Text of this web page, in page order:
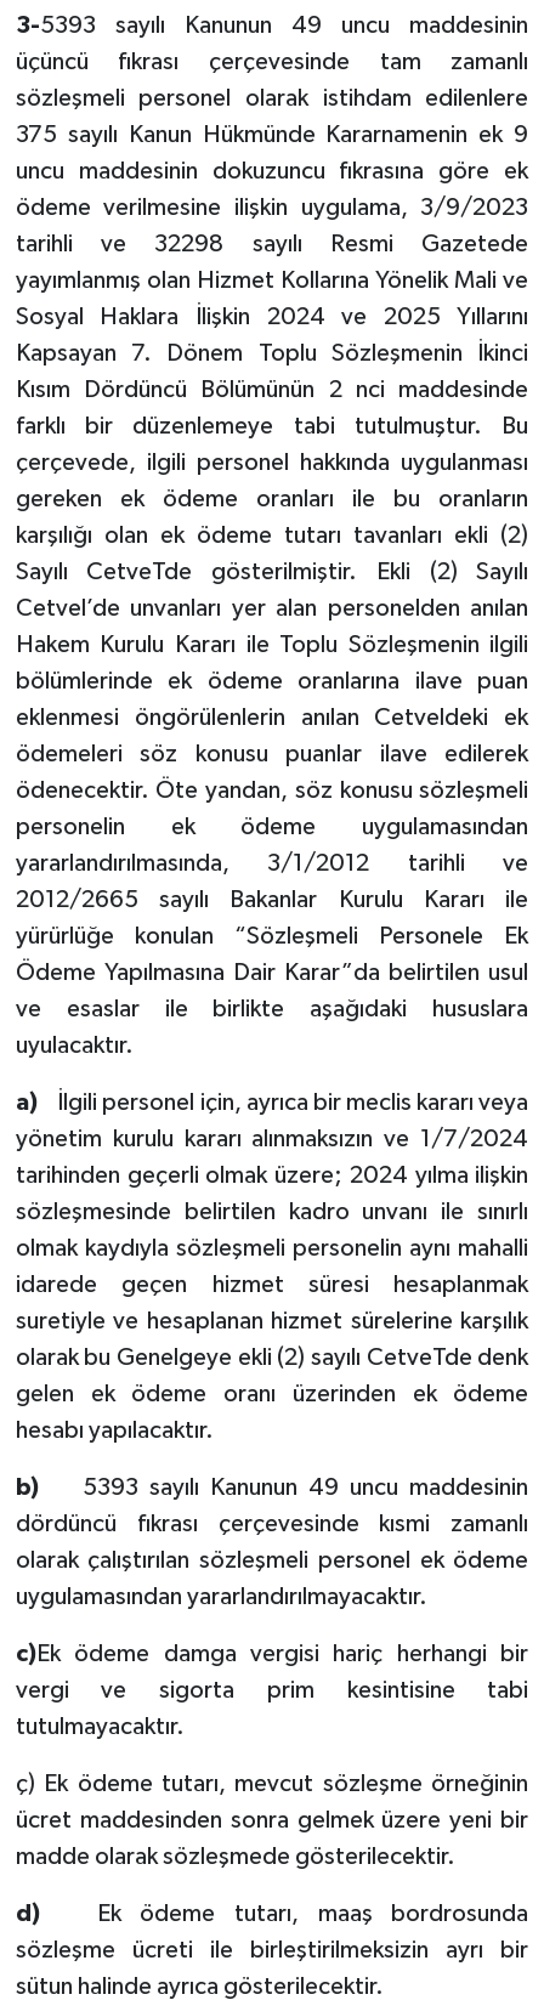
3-5393 sayılı Kanunun 49 uncu maddesinin
üçüncü fıkrası çerçevesinde tam zamanlı
sözleşmeli personel olarak istihdam edilenlere
375 sayılı Kanun Hükmünde Kararnamenin ek 9
uncu maddesinin dokuzuncu fıkrasına göre ek
ödeme verilmesine ilişkin uygulama, 3/9/2023
tarihli ve 32298 sayılı Resmi Gazetede
yayımlanmış olan Hizmet Kollarına Yönelik Mali ve
Sosyal Haklara İlişkin 2024 ve 2025 Yıllarını
Kapsayan 7. Dönem Toplu Sözleşmenin İkinci
Kısım Dördüncü Bölümünün 2 nci maddesinde
farklı bir düzenlemeye tabi tutulmuştur. Bu
çerçevede, ilgili personel hakkında uygulanması
gereken ek ödeme oranları ile bu oranların
karşılığı olan ek ödeme tutarı tavanları ekli (2)
Sayılı CetveTde gösterilmiştir. Ekli (2) Sayılı
Cetvel’de unvanları yer alan personelden anılan
Hakem Kurulu Kararı ile Toplu Sözleşmenin ilgili
bölümlerinde ek ödeme oranlarına ilave puan
eklenmesi öngörülenlerin anılan Cetveldeki ek
ödemeleri söz konusu puanlar ilave edilerek
ödenecektir. Öte yandan, söz konusu sözleşmeli
personelin ek ödeme uygulamasından
yararlandırılmasında, 3/1/2012 tarihli ve
2012/2665 sayılı Bakanlar Kurulu Kararı ile
yürürlüğe konulan “Sözleşmeli Personele Ek
Ödeme Yapılmasına Dair Karar”da belirtilen usul
ve esaslar ile birlikte aşağıdaki hususlara
uyulacaktır.
a)
İlgili personel için, ayrıca bir meclis kararı veya
yönetim kurulu kararı alınmaksızın ve 1/7/2024
tarihinden geçerli olmak üzere; 2024 yılma ilişkin
sözleşmesinde belirtilen kadro unvanı ile sınırlı
olmak kaydıyla sözleşmeli personelin aynı mahalli
idarede geçen hizmet süresi hesaplanmak
suretiyle ve hesaplanan hizmet sürelerine karşılık
olarak bu Genelgeye ekli (2) sayılı CetveTde denk
gelen ek ödeme oranı üzerinden ek ödeme
hesabı yapılacaktır.
b) 5393 sayılı Kanunun 49 uncu maddesinin
dördüncü fıkrası çerçevesinde kısmi zamanlı
olarak çalıştırılan sözleşmeli personel ek ödeme
uygulamasından yararlandırılmayacaktır.
c)Ek ödeme damga vergisi hariç herhangi bir
vergi ve sigorta prim kesintisine tabi
tutulmayacaktır.
ç) Ek ödeme tutarı, mevcut sözleşme örneğinin
ücret maddesinden sonra gelmek üzere yeni bir
madde olarak sözleşmede gösterilecektir.
d)
Ek ödeme tutarı, maaş bordrosunda
sözleşme ücreti ile birleştirilmeksizin ayrı bir
sütun halinde ayrıca gösterilecektir.